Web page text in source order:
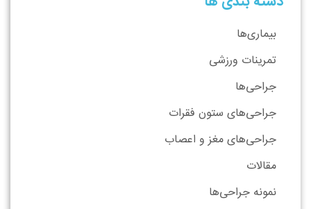
بیماری‌ها
تمرینات ورزشی
جراحی‌ها
جراحی‌های ستون فقرات
جراحی‌های مغز و اعصاب
مقالات
نمونه جراحی‌ها